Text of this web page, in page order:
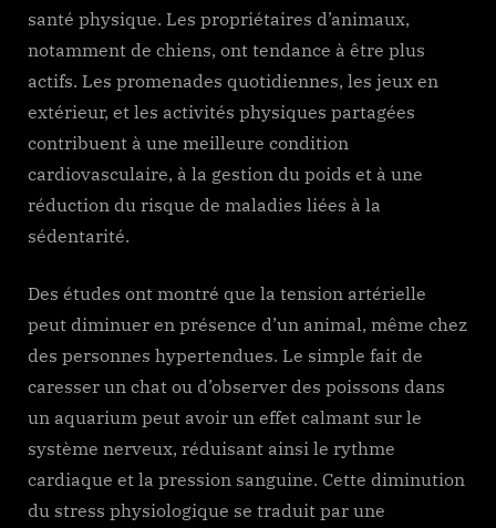
santé physique. Les propriétaires d’animaux,
notamment de chiens, ont tendance à être plus
actifs. Les promenades quotidiennes, les jeux en
extérieur, et les activités physiques partagées
contribuent à une meilleure condition
cardiovasculaire, à la gestion du poids et à une
réduction du risque de maladies liées à la
sédentarité.
Des études ont montré que la tension artérielle
peut diminuer en présence d’un animal, même chez
des personnes hypertendues. Le simple fait de
caresser un chat ou d’observer des poissons dans
un aquarium peut avoir un effet calmant sur le
système nerveux, réduisant ainsi le rythme
cardiaque et la pression sanguine. Cette diminution
du stress physiologique se traduit par une